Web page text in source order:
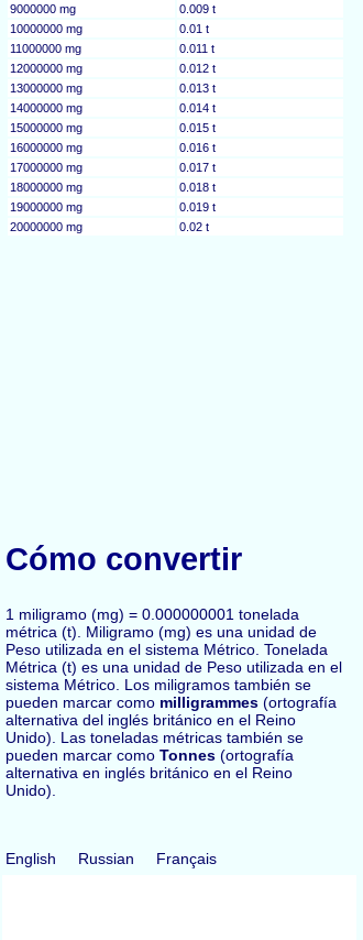
9000000 mg
0.009 t
10000000 mg
0.01 t
11000000 mg
0.011 t
12000000 mg
0.012 t
13000000 mg
0.013 t
14000000 mg
0.014 t
15000000 mg
0.015 t
16000000 mg
0.016 t
17000000 mg
0.017 t
18000000 mg
0.018 t
19000000 mg
0.019 t
20000000 mg
0.02 t
Cómo convertir
1 miligramo (mg) = 0.000000001 tonelada
métrica (t). Miligramo (mg) es una unidad de
Peso utilizada en el sistema Métrico. Tonelada
Métrica (t) es una unidad de Peso utilizada en el
sistema Métrico. Los miligramos también se
pueden marcar como milligrammes (ortografía
alternativa del inglés británico en el Reino
Unido). Las toneladas métricas también se
pueden marcar como Tonnes (ortografía
alternativa en inglés británico en el Reino
Unido).
English Russian Français